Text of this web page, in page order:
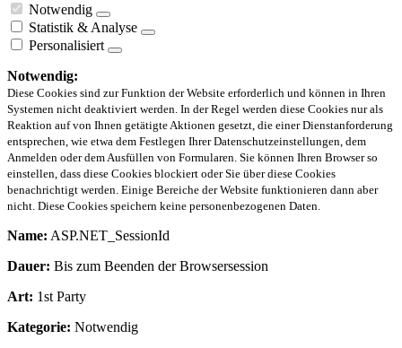
Notwendig
Statistik & Analyse
Personalisiert
Notwendig:
Diese Cookies sind zur Funktion der Website erforderlich und können in Ihren
Systemen nicht deaktiviert werden. In der Regel werden diese Cookies nur als
Reaktion auf von Ihnen getätigte Aktionen gesetzt, die einer Dienstanforderung
entsprechen, wie etwa dem Festlegen Ihrer Datenschutzeinstellungen, dem
Anmelden oder dem Ausfüllen von Formularen. Sie können Ihren Browser so
einstellen, dass diese Cookies blockiert oder Sie über diese Cookies
benachrichtigt werden. Einige Bereiche der Website funktionieren dann aber
nicht. Diese Cookies speichern keine personenbezogenen Daten.
Name: ASP.NET_SessionId
Dauer: Bis zum Beenden der Browsersession
Art: 1st Party
Kategorie: Notwendig